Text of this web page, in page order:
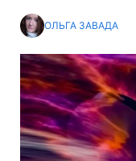
ОЛЬГА ЗАВАДА